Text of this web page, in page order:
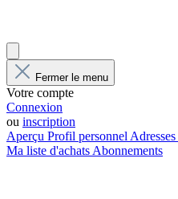
Fermer le menu
Votre compte
Connexion
ou inscription
Aperçu Profil personnel Adresses
Ma liste d'achats Abonnements